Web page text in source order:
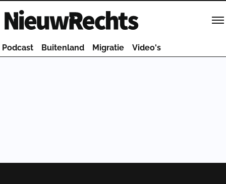
Homepage van NieuwRechts
Podcast Buitenland Migratie Video's